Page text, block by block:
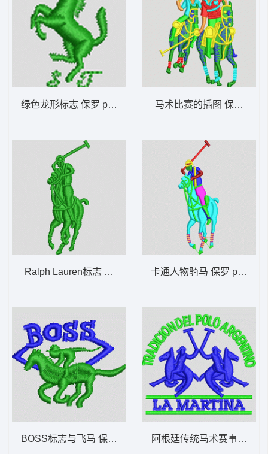
绿色龙形标志 保罗 polo 骑马 男装
Ralph Lauren标志 保罗 polo 骑马 男装
BOSS标志与飞马 保罗 polo 骑马 男装
马术比赛的插图 保罗 polo
卡通人物骑马 保罗 polo 骑
阿根廷传统马术赛事 保罗